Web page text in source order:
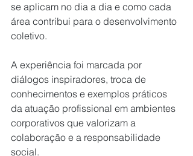
se aplicam no dia a dia e como cada
área contribui para o desenvolvimento
coletivo.
A experiência foi marcada por
diálogos inspiradores, troca de
conhecimentos e exemplos práticos
da atuação profissional em ambientes
corporativos que valorizam a
colaboração e a responsabilidade
social.